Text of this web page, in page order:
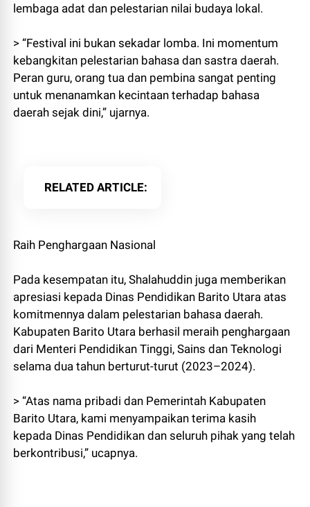
lembaga adat dan pelestarian nilai budaya lokal.
> “Festival ini bukan sekadar lomba. Ini momentum
kebangkitan pelestarian bahasa dan sastra daerah.
Peran guru, orang tua dan pembina sangat penting
untuk menanamkan kecintaan terhadap bahasa
daerah sejak dini,” ujarnya.
RELATED ARTICLE
Raih Penghargaan Nasional
Pada kesempatan itu, Shalahuddin juga memberikan
apresiasi kepada Dinas Pendidikan Barito Utara atas
komitmennya dalam pelestarian bahasa daerah.
Kabupaten Barito Utara berhasil meraih penghargaan
dari Menteri Pendidikan Tinggi, Sains dan Teknologi
selama dua tahun berturut-turut (2023–2024).
> “Atas nama pribadi dan Pemerintah Kabupaten
Barito Utara, kami menyampaikan terima kasih
kepada Dinas Pendidikan dan seluruh pihak yang telah
berkontribusi,” ucapnya.